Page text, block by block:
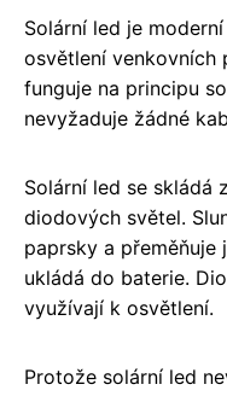
Solární led je
osvětlení venkovních
funguje na principu
nevyžaduje žádné
Solární led se skládá
diodových světel.
paprsky a přeměňuje
ukládá do baterie.
využívají k osvětlení.
Protože solární led